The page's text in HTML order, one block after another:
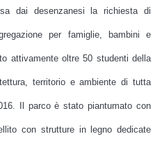
dai desenzanesi la richiesta di
per famiglie, bambini e
attivamente oltre 50 studenti della
territorio e ambiente di tutta
Il parco è stato piantumato con
con strutture in legno dedicate